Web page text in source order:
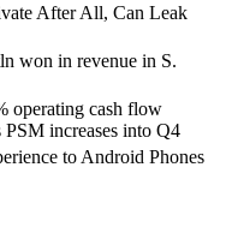
After All, Can Leak
won in revenue in S.
operating cash flow
increases into Q4
to Android Phones